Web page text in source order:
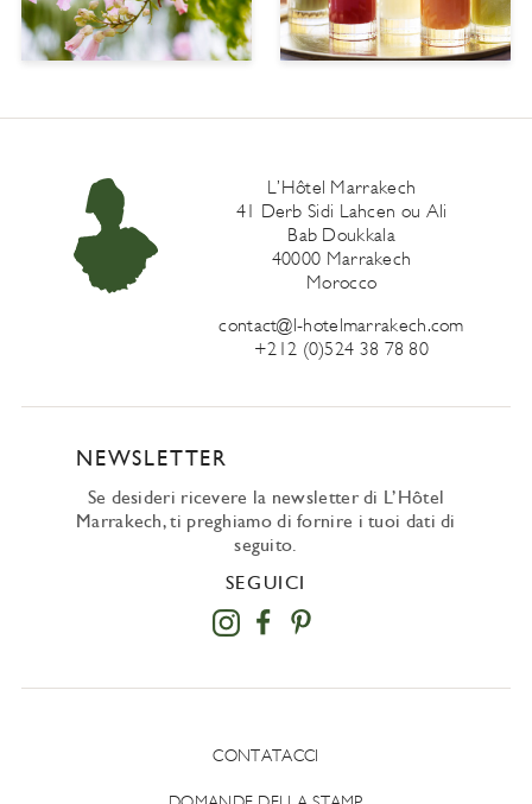
L’Hôtel Marrakech
41 Derb Sidi Lahcen ou Ali
Bab Doukkala
40000 Marrakech
Morocco
contact@l-hotelmarrakech.com
+212 (0)524 38 78 80
NEWSLETTER
Se desideri ricevere la newsletter di L’Hôtel
Marrakech, ti preghiamo di fornire i tuoi dati di
seguito.
SEGUICI
CONTATACCI